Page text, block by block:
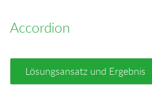
Accordion
Lösungsansatz und Ergebnis